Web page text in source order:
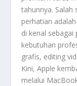
tahunnya. Salah
perhatian
di kenal
kebutuhan
grafis, editing
Kini, Apple
melalui